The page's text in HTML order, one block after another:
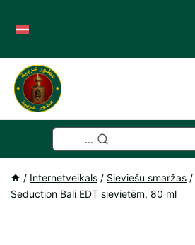
content
/ Internetveikals / Sieviešu smaržas /
Seduction Bali EDT sievietēm, 80 ml